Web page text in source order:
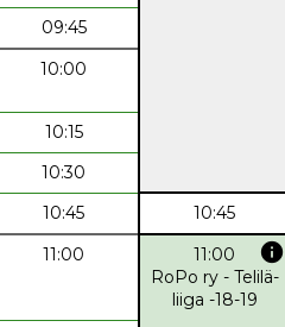
09:45
10:00
10:15
10:30
10:45
10:45
11:00 11:00 info
RoPo ry - Telilä-
liiga -18-19